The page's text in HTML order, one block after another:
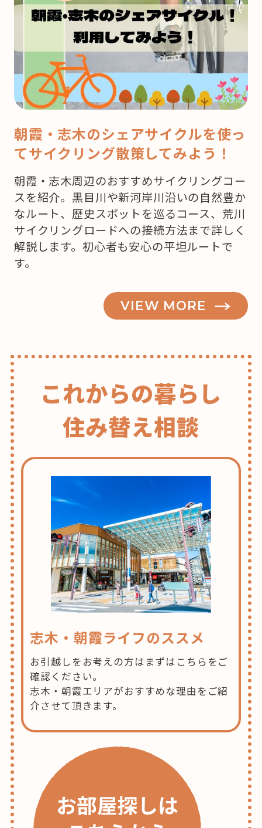
ク
マ
ス！
ど
こ
ケ
ー
を
買
お
う
か
な？”
朝霞・志木のシェアサイクルを使っ
てサイクリング散策してみよう！
朝霞・志木周辺のおすすめサイクリングコー
スを紹介。黒目川や新河岸川沿いの自然豊か
なルート、歴史スポットを巡るコース、荒川
サイクリングロードへの接続方法まで詳しく
解説します。初心者も安心の平坦ルートで
す。
VIEW MORE
これからの暮らし
住み替え相談
志木・朝霞ライフのススメ
お引越しをお考えの方はまずはこちらをご
確認ください。
志木・朝霞エリアがおすすめな理由をご紹
介させて頂きます。